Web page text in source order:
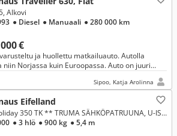
€
Alkovi
● Diesel ● Manuaali ● 280 000 km
ja huollettu matkailuauto. Autolla
Norjassa kuin Euroopassa. Auto on juuri
Sipoo, Katja Arolinna
Eifelland
Holiday 350 TK ** TRUMA SÄHKÖPATRUUNA, U-ISTUINRYHMÄ, 900KG KOKONAISMASSA **
● 3 hlö ● 900 kg ● 5,4 m